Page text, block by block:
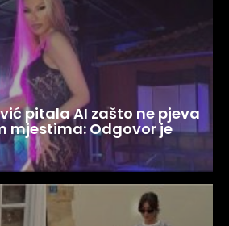
pitala AI zašto ne pjeva
mjestima: Odgovor je